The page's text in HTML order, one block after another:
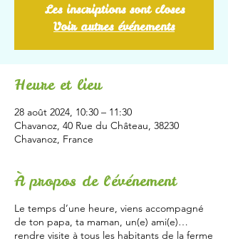
Les inscriptions sont closes
Voir autres événements
Heure et lieu
28 août 2024, 10:30 – 11:30
Chavanoz, 40 Rue du Château, 38230
Chavanoz, France
À propos de l'événement
Le temps d’une heure, viens accompagné
de ton papa, ta maman, un(e) ami(e)…
rendre visite à tous les habitants de la ferme